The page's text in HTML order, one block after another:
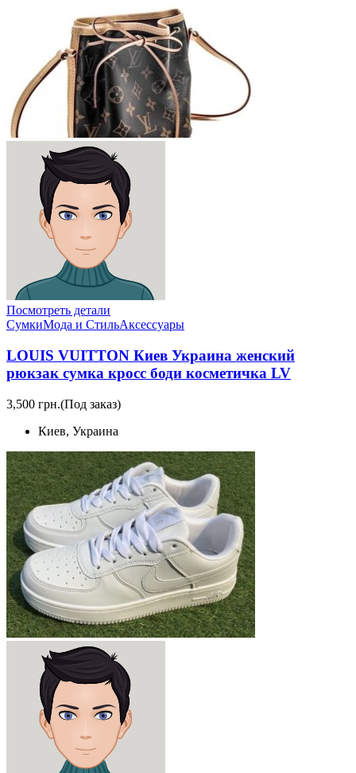
Посмотреть детали
СумкиМода и СтильАксессуары
LOUIS VUITTON Киев Украина женский
рюкзак сумка кросс боди косметичка LV
3,500 грн.(Под заказ)
Киев, Украина